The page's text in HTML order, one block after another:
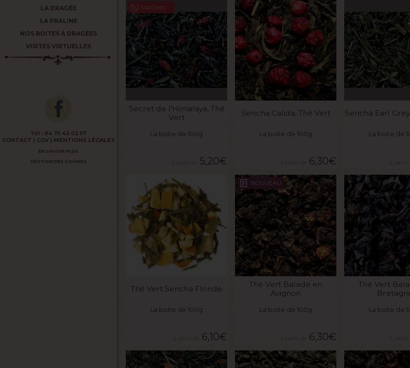
LA DRAGÉE
LA PRALINE
NOS BOITES À DRAGÉES
VISITES VIRTUELLES
Tél : 04 75 43 02 57
CONTACT
CGV MENTIONS LÉGALES
EN SAVOIR PLUS
GESTION DES COOKIES
PROMO
Secret de l'Himalaya, Thé
Vert
La boite de 100g
5,20€
Sencha Calida, Thé Vert
La boite de 100g
6,30€
VOIR LE PRODUIT
Sencha Earl
La boite de
Thé Vert Sencha Floride
La boite de 100g
6,10€
VOIR LE PRODUIT
NOUVEAU
Thé Vert Balade en
Avignon
La boite de 100g
6,30€
VOIR LE PRODUIT
Thé Vert
La boite de
VOIR LE